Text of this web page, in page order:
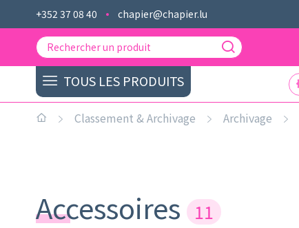
+352 37 08 40 chapier@chapier.lu
TOUS LES PRODUITS
Classement & Archivage Archivage
Accessoires 11